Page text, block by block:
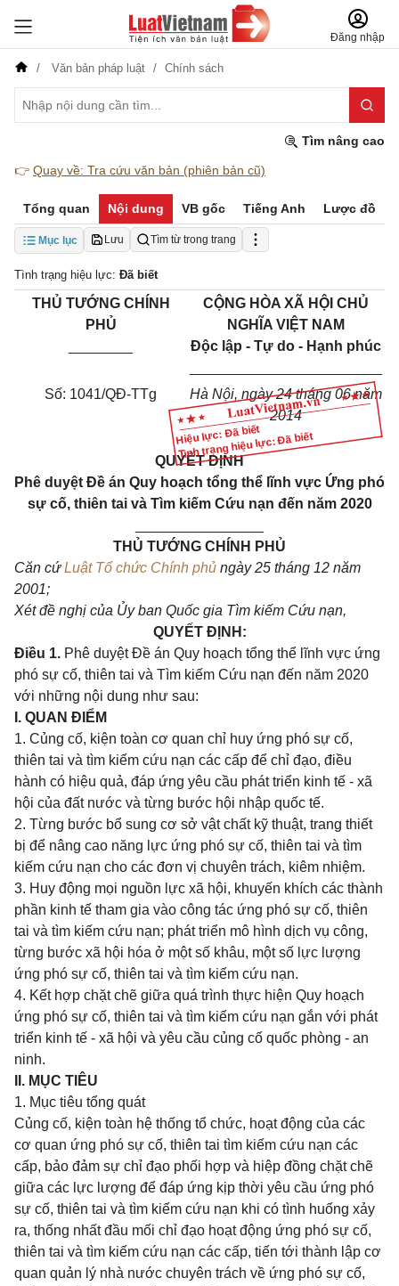
Đăng nhập
Văn bản pháp luật Chính sách
Tìm nâng cao
👉 Quay về: Tra cứu văn bản (phiên bản cũ)
Tổng quan Nội dung VB gốc Tiếng Anh Lược đồ
Mục lục Lưu Tìm từ trong trang
Tình trạng hiệu lực: Đã biết
Hiệu lực: Đã biết
Tình trạng hiệu lực: Đã biết
THỦ TƯỚNG CHÍNH
PHỦ
CỘNG HÒA XÃ HỘI CHỦ
NGHĨA VIỆT NAM
Độc lập - Tự do - Hạnh phúc
Số: 1041/QĐ-TTg
Hà Nội, ngày 24 tháng 06 năm
2014
QUYẾT ĐỊNH
Phê duyệt Đề án Quy hoạch tổng thể lĩnh vực Ứng phó
sự cố, thiên tai và Tìm kiếm Cứu nạn đến năm 2020
THỦ TƯỚNG CHÍNH PHỦ
Căn cứLuật Tổ chức Chính phủ ngày 25 tháng 12 năm
2001;
Xét đề nghị của Ủy ban Quốc gia Tìm kiếm Cứu nạn,
QUYẾT ĐỊNH:
Điều 1. Phê duyệt Đề án Quy hoạch tổng thể lĩnh vực ứng
phó sự cố, thiên tai và Tìm kiếm Cứu nạn đến năm 2020
với những nội dung như sau:
I. QUAN ĐIỂM
1. Củng cố, kiện toàn cơ quan chỉ huy ứng phó sự cố,
thiên tai và tìm kiếm cứu nạn các cấp để chỉ đạo, điều
hành có hiệu quả, đáp ứng yêu cầu phát triển kinh tế - xã
hội của đất nước và từng bước hội nhập quốc tế.
2. Từng bước bổ sung cơ sở vật chất kỹ thuật, trang thiết
bị để nâng cao năng lực ứng phó sự cố, thiên tai và tìm
kiếm cứu nạn cho các đơn vị chuyên trách, kiêm nhiệm.
3. Huy động mọi nguồn lực xã hội, khuyến khích các thành
phần kinh tế tham gia vào công tác ứng phó sự cố, thiên
tai và tìm kiếm cứu nạn; phát triển mô hình dịch vụ công,
từng bước xã hội hóa ở một số khâu, một số lực lượng
ứng phó sự cố, thiên tai và tìm kiếm cứu nạn.
4. Kết hợp chặt chẽ giữa quá trình thực hiện Quy hoạch
ứng phó sự cố, thiên tai và tìm kiếm cứu nạn gắn với phát
triển kinh tế - xã hội và yêu cầu củng cố quốc phòng - an
ninh.
II. MỤC TIÊU
1. Mục tiêu tổng quát
Củng cố, kiện toàn hệ thống tổ chức, hoạt động của các
cơ quan ứng phó sự cố, thiên tai tìm kiếm cứu nạn các
cấp, bảo đảm sự chỉ đạo phối hợp và hiệp đồng chặt chẽ
giữa các lực lượng để đáp ứng kịp thời yêu cầu ứng phó
sự cố, thiên tai và tìm kiếm cứu nạn khi có tình huống xảy
ra, thống nhất đầu mối chỉ đạo hoạt động ứng phó sự cố,
thiên tai và tìm kiếm cứu nạn các cấp, tiến tới thành lập cơ
quan quản lý nhà nước chuyên trách về ứng phó sự cố,